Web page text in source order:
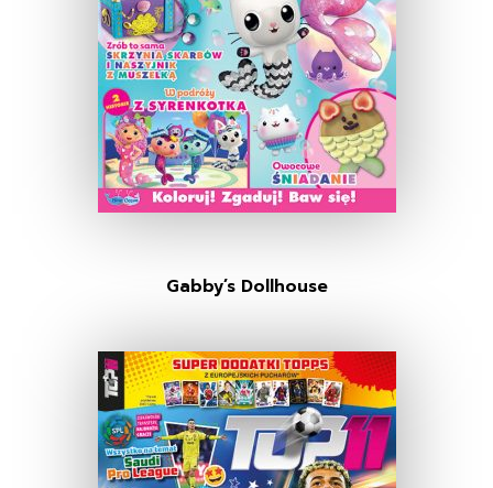
Gabby’s Dollhouse